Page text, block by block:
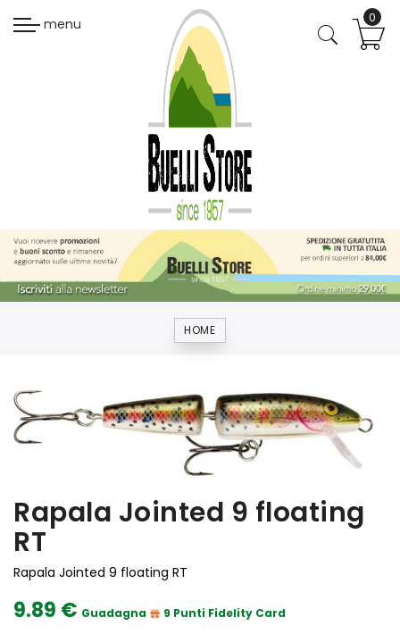
menu
HOME
Rapala Jointed 9 floating
RT
Rapala Jointed 9 floating RT
9.89 € Guadagna 9 Punti Fidelity Card